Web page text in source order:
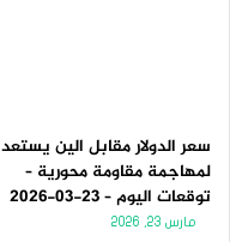
سعر الدولار مقابل الين يستعد
لمهاجمة مقاومة محورية –
توقعات اليوم – 23-03-2026
مارس 23, 2026